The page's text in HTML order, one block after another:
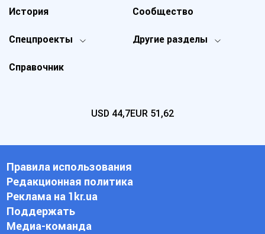
Спецпроекты Другие разделы
История
Справочник
Сообщество
USD 44,7EUR 51,62
Правила использования
Редакционная политика
Реклама на 1kr.ua
Поддержать
Медиа-команда